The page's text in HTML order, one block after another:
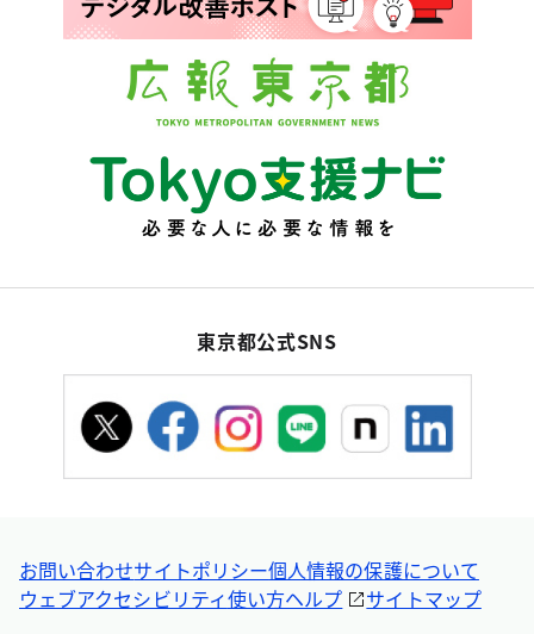
東京都公式SNS
お問い合わせサイトポリシー個人情報の保護について
ウェブアクセシビリティ使い方ヘルプ サイトマップ